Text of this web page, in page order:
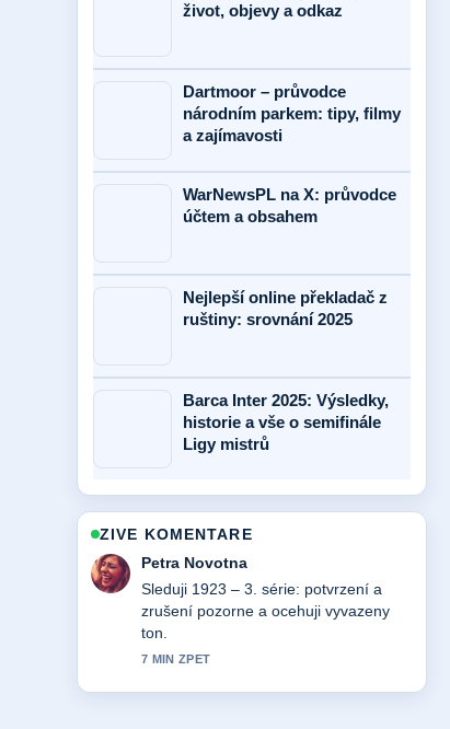
život, objevy a odkaz
Dartmoor – průvodce
národním parkem: tipy, filmy
a zajímavosti
WarNewsPL na X: průvodce
účtem a obsahem
Nejlepší online překladač z
ruštiny: srovnání 2025
Barca Inter 2025: Výsledky,
historie a vše o semifinále
Ligy mistrů
ZIVE KOMENTARE
Jakub Dvorak
Uzitecny kontext k Balladyna – rozbor
a význam dramatu Julia.... Prosim
pokracujte v prubeznych aktualizacich.
9 MIN ZPET